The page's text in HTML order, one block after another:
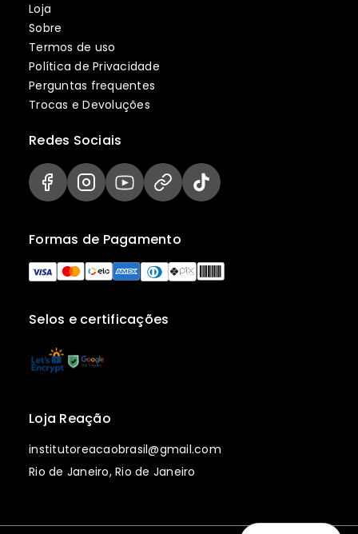
Loja
Sobre
Termos de uso
Política de Privacidade
Perguntas frequentes
Trocas e Devoluções
Selos e certificações
Formas de Pagamento
Redes Sociais
Loja Reação
institutoreacaobrasil@gmail.com
Rio de Janeiro, Rio de Janeiro